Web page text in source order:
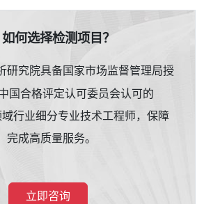
何选择检测项目？
研究院具备国家市场监督管理局授
国合格评定认可委员会认可的
行业细分专业技术工程师，保障
成高质量服务。
立即咨询